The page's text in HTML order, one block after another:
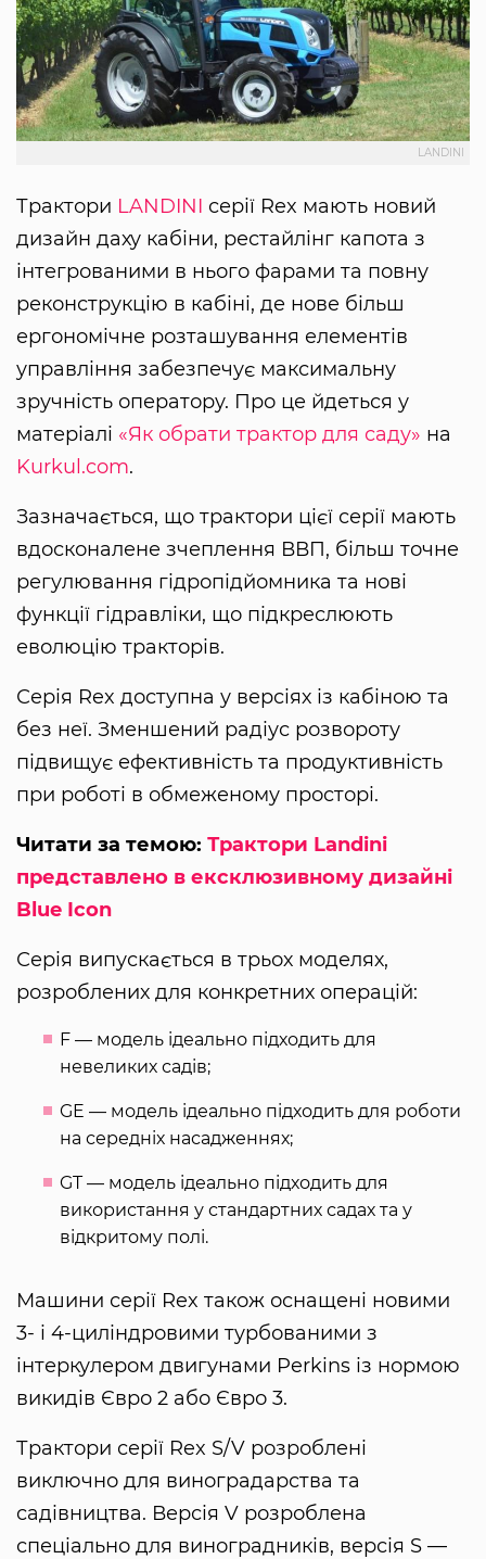
LANDINI
Трактори LANDINI серії Rex мають новий
дизайн даху кабіни, рестайлінг капота з
інтегрованими в нього фарами та повну
реконструкцію в кабіні, де нове більш
ергономічне розташування елементів
управління забезпечує максимальну
зручність оператору. Про це йдеться у
матеріалі «Як обрати трактор для саду» на
Kurkul.com.
Зазначається, що трактори цієї серії мають
вдосконалене зчеплення ВВП, більш точне
регулювання гідропідйомника та нові
функції гідравліки, що підкреслюють
еволюцію тракторів.
Серія Rex доступна у версіях із кабіною та
без неї. Зменшений радіус розвороту
підвищує ефективність та продуктивність
при роботі в обмеженому просторі.
Читати за темою: Трактори Landini
представлено в ексклюзивному дизайні
Blue Icon
Серія випускається в трьох моделях,
розроблених для конкретних операцій:
F — модель ідеально підходить для
невеликих садів;
GE — модель ідеально підходить для роботи
на середніх насадженнях;
GT — модель ідеально підходить для
використання у стандартних садах та у
відкритому полі.
Машини серії Rex також оснащені новими
3- і 4-циліндровими турбованими з
інтеркулером двигунами Perkins із нормою
викидів Євро 2 або Євро 3.
Трактори серії Rex S/V розроблені
виключно для виноградарства та
садівництва. Версія V розроблена
спеціально для виноградників, версія S —